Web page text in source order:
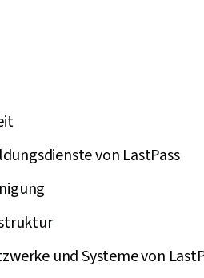
von LastPass
und Systeme von